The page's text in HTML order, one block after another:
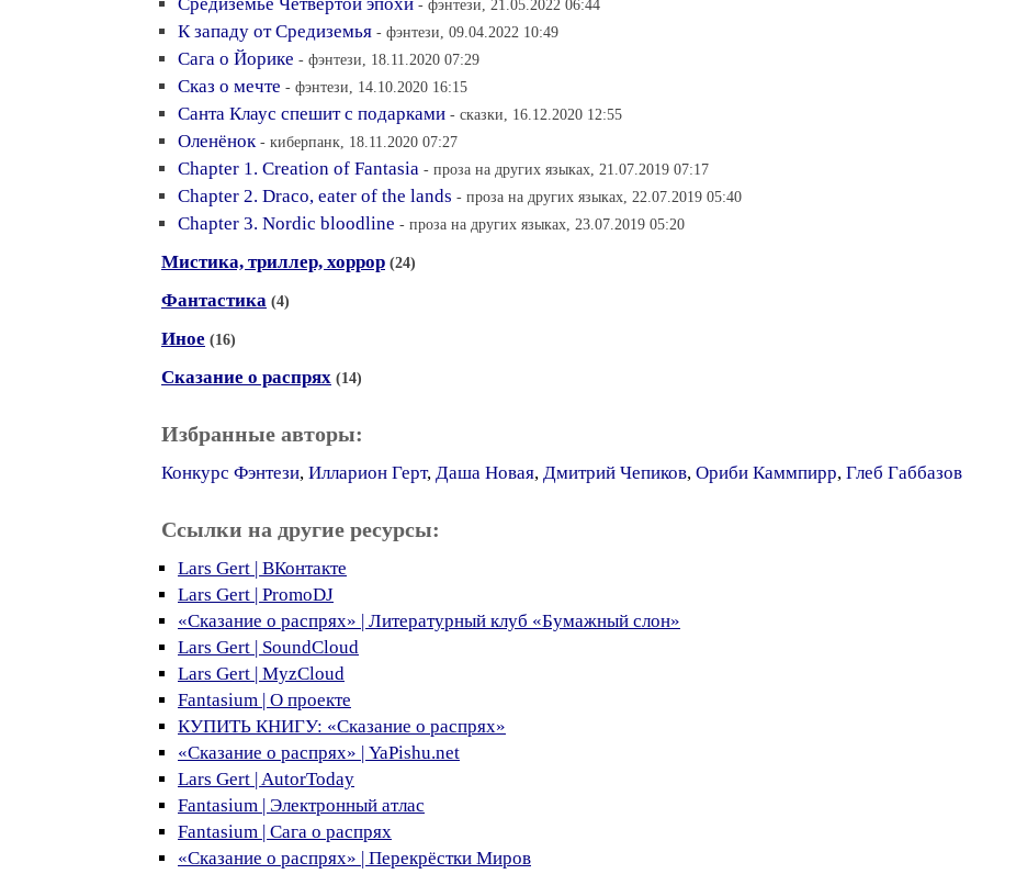
- фэнтези, 21.05.2022 06:44
К западу от Средиземья - фэнтези, 09.04.2022 10:49
Сага о Йорике - фэнтези, 18.11.2020 07:29
Сказ о мечте - фэнтези, 14.10.2020 16:15
Санта Клаус спешит с подарками - сказки, 16.12.2020 12:55
Оленёнок - киберпанк, 18.11.2020 07:27
Chapter 1. Creation of Fantasia - проза на других языках, 21.07.2019 07:17
Chapter 2. Draco, eater of the lands - проза на других языках, 22.07.2019 05:40
Chapter 3. Nordic bloodline - проза на других языках, 23.07.2019 05:20
Мистика, триллер, хоррор (24)
Фантастика (4)
Иное (16)
Сказание о распрях (14)
Избранные авторы:
Конкурс Фэнтези, Илларион Герт, Даша Новая, Дмитрий Чепиков, Ориби Каммпирр, Глеб Габбазов
Ссылки на другие ресурсы:
Lars Gert | ВКонтакте
Lars Gert | PromoDJ
«Сказание о распрях» | Литературный клуб «Бумажный слон»
Lars Gert | SoundCloud
Lars Gert | MyzCloud
Fantasium | О проекте
КУПИТЬ КНИГУ: «Сказание о распрях»
«Сказание о распрях» | YaPishu.net
Lars Gert | AutorToday
Fantasium | Электронный атлас
Fantasium | Сага о распрях
«Сказание о распрях» | Перекрёстки Миров